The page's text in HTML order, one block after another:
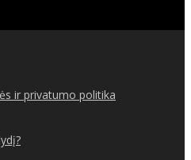
ir privatumo politika